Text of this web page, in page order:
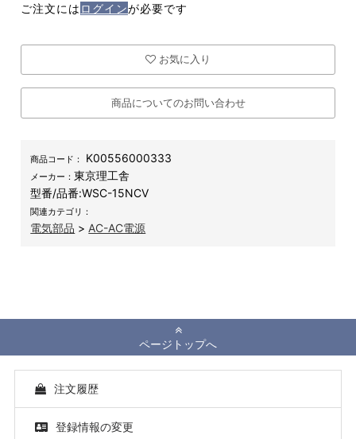
ご注文には ログインが必要です
お気に入り
商品についてのお問い合わせ
商品コード： K00556000333
メーカー： 東京理工舎
型番/品番:WSC-15NCV
関連カテゴリ：
電気部品 > AC-AC電源
ページトップへ
注文履歴
登録情報の変更